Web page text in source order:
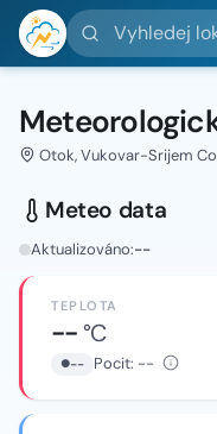
Vyhledej lokality
Otok, Vukovar-Srijem
Meteo data
Aktualizováno:--
TEPLOTA
--°C
-- Pocit: --